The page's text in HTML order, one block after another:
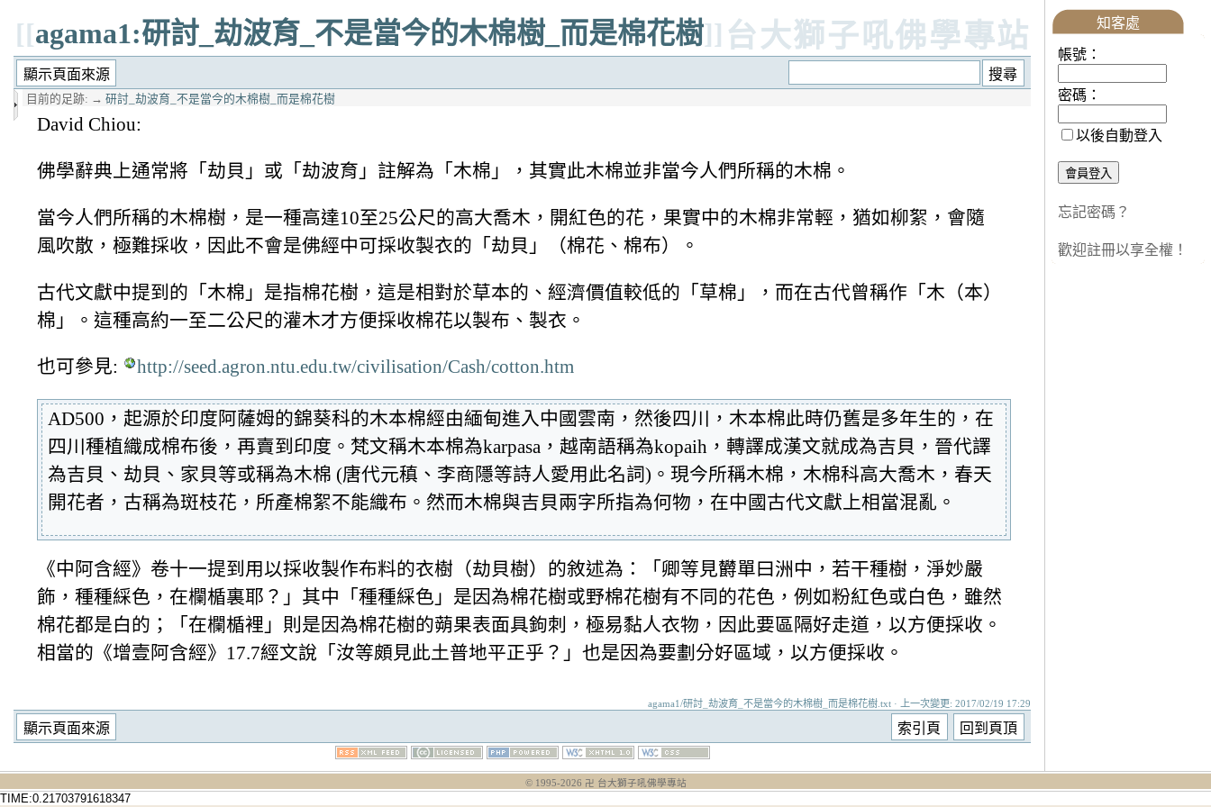
[[agama1:研討_劫波育_不是當今的木棉樹_而是棉花樹]] 台大獅子吼佛學專站
目前的足跡: → 研討_劫波育_不是當今的木棉樹_而是棉花樹
David Chiou:
佛學辭典上通常將「劫貝」或「劫波育」註解為「木棉」，其實此木棉並非當今人們所稱的木棉。
當今人們所稱的木棉樹，是一種高達10至25公尺的高大喬木，開紅色的花，果實中的木棉非常輕，猶如柳絮，會隨
風吹散，極難採收，因此不會是佛經中可採收製衣的「劫貝」（棉花、棉布）。
古代文獻中提到的「木棉」是指棉花樹，這是相對於草本的、經濟價值較低的「草棉」，而在古代曾稱作「木（本）
棉」。這種高約一至二公尺的灌木才方便採收棉花以製布、製衣。
也可參見: http://seed.agron.ntu.edu.tw/civilisation/Cash/cotton.htm
AD500，起源於印度阿薩姆的錦葵科的木本棉經由緬甸進入中國雲南，然後四川，木本棉此時仍舊是多年生的，在
四川種植織成棉布後，再賣到印度。梵文稱木本棉為karpasa，越南語稱為kopaih，轉譯成漢文就成為吉貝，晉代譯
為吉貝、劫貝、家貝等或稱為木棉 (唐代元稹、李商隱等詩人愛用此名詞)。現今所稱木棉，木棉科高大喬木，春天
開花者，古稱為斑枝花，所產棉絮不能織布。然而木棉與吉貝兩字所指為何物，在中國古代文獻上相當混亂。
《中阿含經》卷十一提到用以採收製作布料的衣樹（劫貝樹）的敘述為：「卿等見欝單曰洲中，若干種樹，淨妙嚴
飾，種種綵色，在欄楯裏耶？」其中「種種綵色」是因為棉花樹或野棉花樹有不同的花色，例如粉紅色或白色，雖然
棉花都是白的；「在欄楯裡」則是因為棉花樹的蒴果表面具鉤刺，極易黏人衣物，因此要區隔好走道，以方便採收。
相當的《增壹阿含經》17.7經文說「汝等頗見此土普地平正乎？」也是因為要劃分好區域，以方便採收。
agama1/研討_劫波育_不是當今的木棉樹_而是棉花樹.txt · 上一次變更: 2017/02/19 17:29
知客處
帳號：
密碼：
以後自動登入
忘記密碼？
歡迎註冊以享全權！
© 1995-2026 卍 台大獅子吼佛學專站
TIME:0.21703791618347